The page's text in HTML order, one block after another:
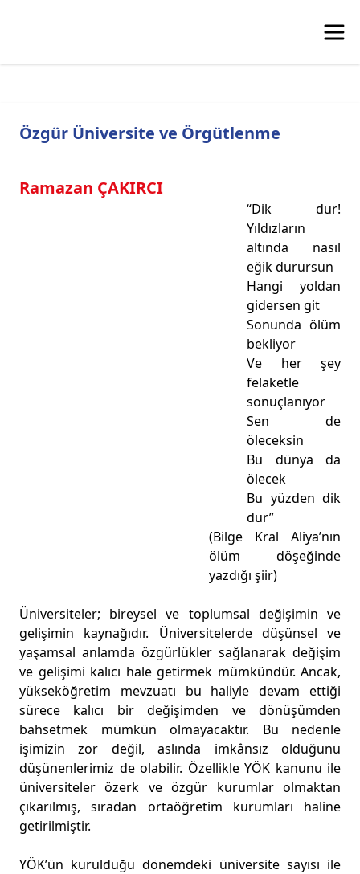
Özgür Üniversite ve Örgütlenme
Ramazan ÇAKIRCI
“Dik dur!
Yıldızların
altında nasıl
eğik durursun
Hangi yoldan
gidersen git
Sonunda ölüm
bekliyor
Ve her şey
felaketle
sonuçlanıyor
Sen de
öleceksin
Bu dünya da
ölecek
Bu yüzden dik
dur”
(Bilge Kral Aliya’nın
ölüm döşeğinde
yazdığı şiir)
Üniversiteler; bireysel ve toplumsal değişimin ve
gelişimin kaynağıdır. Üniversitelerde düşünsel ve
yaşamsal anlamda özgürlükler sağlanarak değişim
ve gelişimi kalıcı hale getirmek mümkündür. Ancak,
yükseköğretim mevzuatı bu haliyle devam ettiği
sürece kalıcı bir değişimden ve dönüşümden
bahsetmek mümkün olmayacaktır. Bu nedenle
işimizin zor değil, aslında imkânsız olduğunu
düşünenlerimiz de olabilir. Özellikle YÖK kanunu ile
üniversiteler özerk ve özgür kurumlar olmaktan
çıkarılmış, sıradan ortaöğretim kurumları haline
getirilmiştir.
YÖK’ün kurulduğu dönemdeki üniversite sayısı ile